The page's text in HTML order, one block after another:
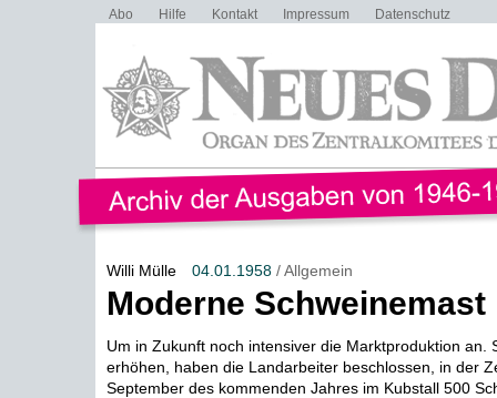
Abo Hilfe Kontakt Impressum Datenschutz
Willi Mülle 04.01.1958/ Allgemein
Moderne Schweinemast
Um in Zukunft noch intensiver die Marktproduktion an.
erhöhen, haben die Landarbeiter beschlossen, in der
September des kommenden Jahres im Kubstall 500